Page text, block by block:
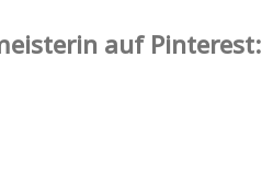
auf Pinterest: